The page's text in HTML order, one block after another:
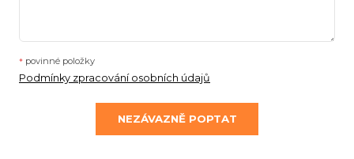
* povinné položky
Podmínky zpracování osobních údajů
NEZÁVAZNĚ POPTAT